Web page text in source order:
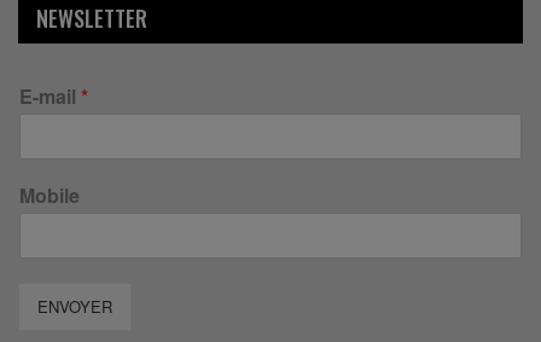
NEWSLETTER
E-mail *
Mobile
ENVOYER